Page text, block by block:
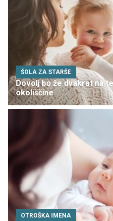
ŠOLA ZA STARŠE
Dovolj bo že dvakrat na
okoliščine
OTROŠKA IMENA